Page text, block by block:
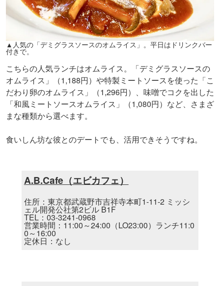
▲人気の「デミグラスソースのオムライス」。平日はドリンクバー
付きで。
こちらの人気ランチはオムライス。「デミグラスソースの
オムライス」（1,188円）や特製ミートソースを使った「こ
だわり卵のオムライス」（1,296円）、味噌でコクを出した
「和風ミートソースオムライス」（1,080円）など、さまざ
まな種類から選べます。
食いしん坊な彼とのデートでも、活用できそうですね。
A.B.Cafe（エビカフェ）
住所：東京都武蔵野市吉祥寺本町1-11-2 ミッシ
ェル開発公社第2ビル B1F
TEL：03-3241-0968
営業時間：11:00～24:00（LO23:00）ランチ11:0
0～16:00
定休日：なし